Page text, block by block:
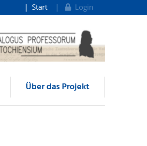
Start Login
Über das Projekt